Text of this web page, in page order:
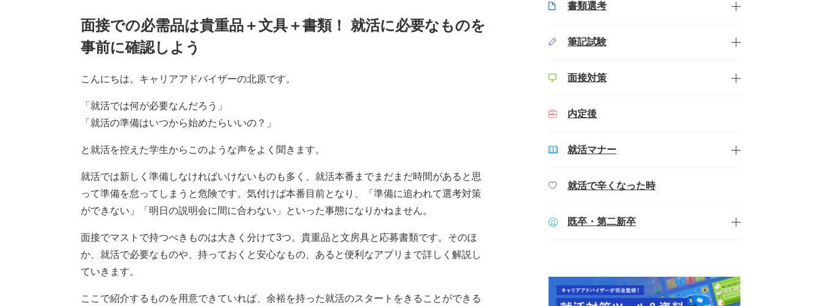
面接での必需品は貴重品＋文具＋書類！ 就活に必要なものを
事前に確認しよう
こんにちは。キャリアアドバイザーの北原です。
「就活では何が必要なんだろう」
「就活の準備はいつから始めたらいいの？」
と就活を控えた学生からこのような声をよく聞きます。
就活では新しく準備しなければいけないものも多く、就活本番までまだまだ時間があると思
って準備を怠ってしまうと危険です。気付けば本番目前となり、「準備に追われて選考対策
ができない」「明日の説明会に間に合わない」といった事態になりかねません。
面接でマストで持つべきものは大きく分けて3つ。貴重品と文房具と応募書類です。そのほ
か、就活で必要なものや、持っておくと安心なもの、あると便利なアプリまで詳しく解説し
ていきます。
ここで紹介するものを用意できていれば、余裕を持った就活のスタートをきることができる
書類選考
筆記試験
面接対策
内定後
就活マナー
就活で辛くなった時
既卒・第二新卒